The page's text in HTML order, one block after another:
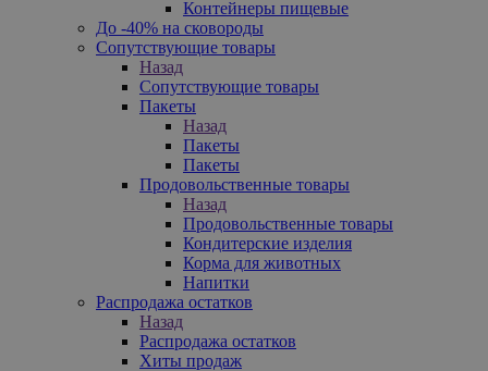
Контейнеры пищевые
До -40% на сковороды
Сопутствующие товары
Назад
Сопутствующие товары
Пакеты
Назад
Пакеты
Пакеты
Продовольственные товары
Назад
Продовольственные товары
Кондитерские изделия
Корма для животных
Напитки
Распродажа остатков
Назад
Распродажа остатков
Хиты продаж